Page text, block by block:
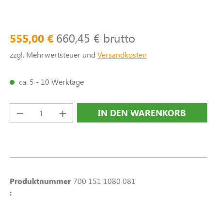
555,00 € 660,45 € brutto
zzgl. Mehrwertsteuer und Versandkosten
ca. 5 - 10 Werktage
Produkt Anzahl: Gib den gewünschten
IN DEN WARENKORB
Produktnummer
:
700 151 1080 081